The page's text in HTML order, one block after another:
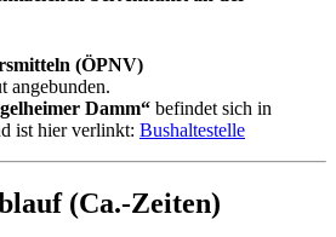
(ÖPNV)
angebunden.
Damm“ befindet sich in
ist hier verlinkt: Bushaltestelle
(Ca.-Zeiten)